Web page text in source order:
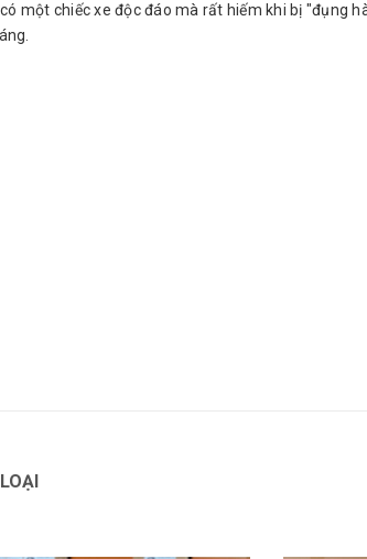
một chiếc xe độc đáo mà rất hiếm khi bị "đụng